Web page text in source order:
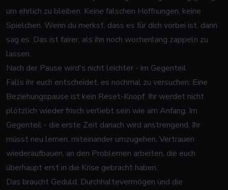
um ehrlich zu bleiben. Keine falschen Hoffnungen, keine
Spielchen. Wenn du merkst, dass es für dich vorbei ist, dann
sag es. Das ist fairer, als ihn noch wochenlang zappeln zu
lassen.
Nach der Pause wird's nicht leichter - im Gegenteil
Falls ihr euch entscheidet, es nochmal zu versuchen: Eine
Beziehungspause ist kein Reset-Knopf. Ihr werdet nicht
plötzlich wieder frisch verliebt sein wie am Anfang. Im
Gegenteil - die erste Zeit danach wird anstrengend. Ihr
müsst neu lernen, miteinander umzugehen, Vertrauen
wiederaufbauen, an den Problemen arbeiten, die euch
überhaupt erst in die Krise gebracht haben.
Das braucht Geduld, Durchhaltevermögen und die